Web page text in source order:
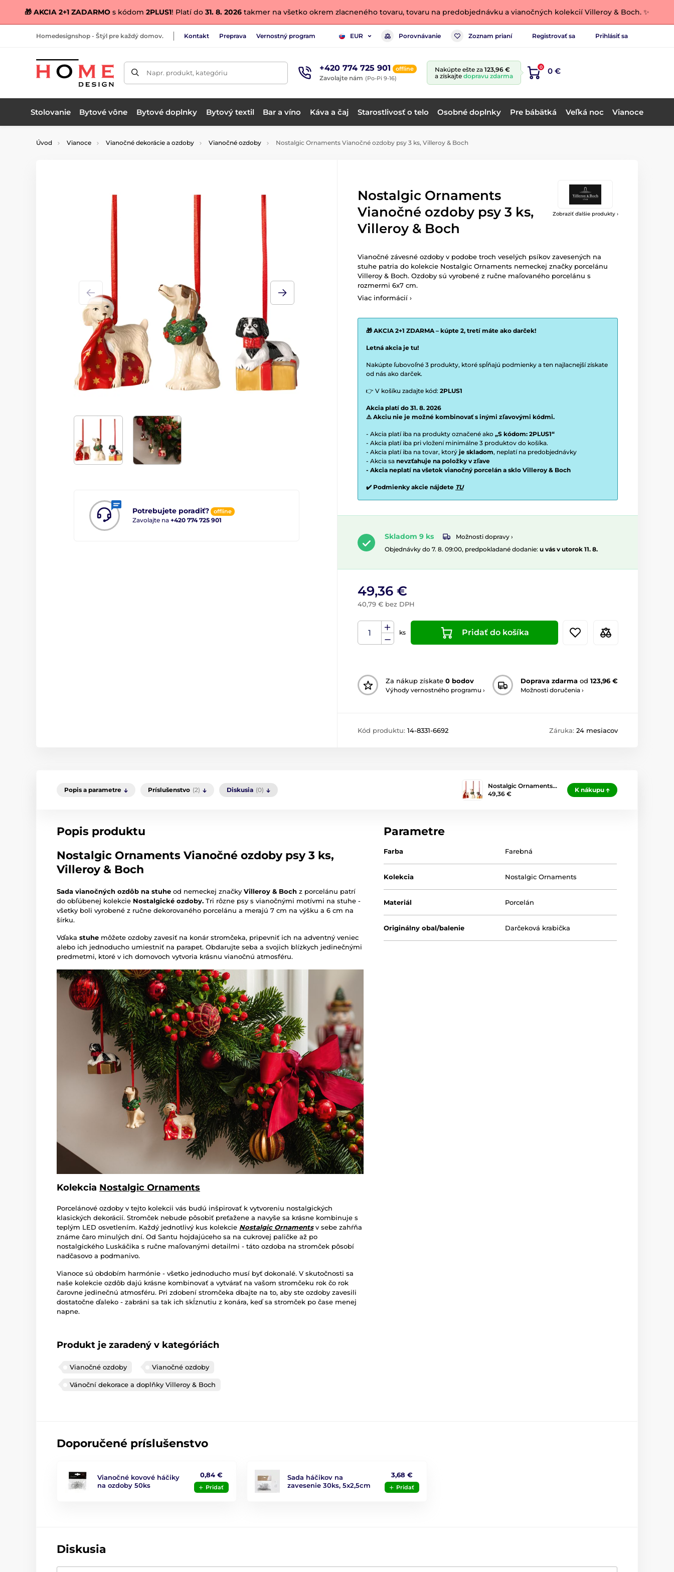
🎁 AKCIA 2+1 ZADARMO s kódom 2PLUS1! Platí do 31. 8. 2026 takmer na všetko okrem zlacneného tovaru, tovaru na predobjednávku a vianočných kolekcií Villeroy & Boch. ✨
Homedesignshop - Štýl pre každý domov. Kontakt Preprava Vernostný program EUR Porovnávanie Zoznam prianí Registrovať sa Prihlásiť sa
Napr. produkt, kategóriu +420 774 725 901 offline
Zavolajte nám (Po-Pi 9-16)
Nakúpte ešte za 123,96 €
a získajte dopravu zdarma
0 0 €
Stolovanie Bytové vône Bytové doplnky Bytový textil Bar a víno Káva a čaj Starostlivosť o telo Osobné doplnky Pre bábätká Veľká noc Vianoce
Úvod Vianoce Vianočné dekorácie a ozdoby Vianočné ozdoby Nostalgic Ornaments Vianočné ozdoby psy 3 ks, Villeroy & Boch
Zobraziť ďalšie produkty ›
Potrebujete poradiť? offline
Zavolajte na +420 774 725 901
Nostalgic Ornaments
Vianočné ozdoby psy 3 ks,
Villeroy & Boch
Vianočné závesné ozdoby v podobe troch veselých psíkov zavesených na
stuhe patria do kolekcie Nostalgic Ornaments nemeckej značky porcelánu
Villeroy & Boch. Ozdoby sú vyrobené z ručne maľovaného porcelánu s
rozmermi 6x7 cm.
Viac informácií ›
🎁 AKCIA 2+1 ZDARMA – kúpte 2, tretí máte ako darček!
Letná akcia je tu!
Nakúpte ľubovoľné 3 produkty, ktoré spĺňajú podmienky a ten najlacnejší získate
od nás ako darček.
👉 V košíku zadajte kód: 2PLUS1
Akcia platí do 31. 8. 2026
⚠️ Akciu nie je možné kombinovať s inými zľavovými kódmi.
- Akcia platí iba na produkty označené ako „S kódom: 2PLUS1“
- Akcia platí iba pri vložení minimálne 3 produktov do košíka.
- Akcia platí iba na tovar, ktorý je skladom, neplatí na predobjednávky
- Akcia sa nevzťahuje na položky v zľave
- Akcia neplatí na všetok vianočný porcelán a sklo Villeroy & Boch
✔️ Podmienky akcie nájdete TU
Skladom 9 ks
Možnosti dopravy ›
Objednávky do 7. 8. 09:00, predpokladané dodanie: u vás v utorok 11. 8.
49,36 €
40,79 € bez DPH
ks Pridať do košíka
Za nákup získate 0 bodov
Výhody vernostného programu ›
Doprava zdarma od 123,96 €
Možnosti doručenia ›
Kód produktu: 14-8331-6692 Záruka: 24 mesiacov
Popis a parametre Príslušenstvo (2) Diskusia (0)
Nostalgic Ornaments…
49,36 €
K nákupu
Popis produktu
Nostalgic Ornaments Vianočné ozdoby psy 3 ks,
Villeroy & Boch
Sada vianočných ozdôb na stuhe od nemeckej značky Villeroy & Boch z porcelánu patrí
do obľúbenej kolekcie Nostalgické ozdoby. Tri rôzne psy s vianočnými motívmi na stuhe -
všetky boli vyrobené z ručne dekorovaného porcelánu a merajú 7 cm na výšku a 6 cm na
šírku.
Vďaka stuhe môžete ozdoby zavesiť na konár stromčeka, pripevniť ich na adventný veniec
alebo ich jednoducho umiestniť na parapet. Obdarujte seba a svojich blízkych jedinečnými
predmetmi, ktoré v ich domovoch vytvoria krásnu vianočnú atmosféru.
Kolekcia Nostalgic Ornaments
Porcelánové ozdoby v tejto kolekcii vás budú inšpirovať k vytvoreniu nostalgických
klasických dekorácií. Stromček nebude pôsobiť preťažene a navyše sa krásne kombinuje s
teplým LED osvetlením. Každý jednotlivý kus kolekcie Nostalgic Ornamentsv sebe zahŕňa
známe čaro minulých dní. Od Santu hojdajúceho sa na cukrovej paličke až po
nostalgického Luskáčika s ručne maľovanými detailmi - táto ozdoba na stromček pôsobí
nadčasovo a podmanivo.
Vianoce sú obdobím harmónie - všetko jednoducho musí byť dokonalé. V skutočnosti sa
naše kolekcie ozdôb dajú krásne kombinovať a vytvárať na vašom stromčeku rok čo rok
čarovne jedinečnú atmosféru. Pri zdobení stromčeka dbajte na to, aby ste ozdoby zavesili
dostatočne ďaleko - zabráni sa tak ich skĺznutiu z konára, keď sa stromček po čase menej
napne.
Produkt je zaradený v kategóriách
Vianočné ozdoby Vianočné ozdoby
Vánoční dekorace a doplňky Villeroy & Boch
Parametre
Farba Farebná
Kolekcia Nostalgic Ornaments
Materiál Porcelán
Originálny obal/balenie Darčeková krabička
Doporučené príslušenstvo
Vianočné kovové háčiky
na ozdoby 50ks
0,84 €
Pridať
Sada háčikov na
zavesenie 30ks, 5x2,5cm
3,68 €
Pridať
Diskusia